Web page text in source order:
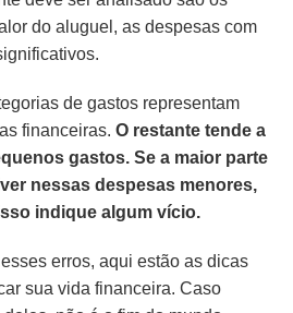
do aluguel, as despesas com
de gastos representam
financeiras.O restante tende a
gastos. Se a maior parte
nessas despesas menores,
indique algum vício.
erros, aqui estão as dicas
sua vida financeira. Caso